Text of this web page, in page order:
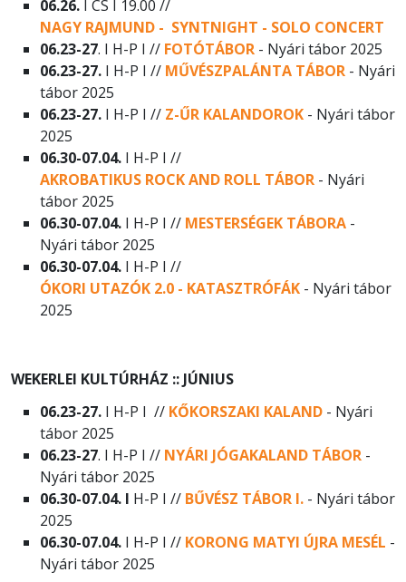
06.26. I CS I 19.00 //
NAGY RAJMUND - SYNTNIGHT - SOLO CONCERT
06.23-27. I H-P I // FOTÓTÁBOR - Nyári tábor 2025
06.23-27. I H-P I // MŰVÉSZPALÁNTA TÁBOR - Nyári
tábor 2025
06.23-27. I H-P I // Z-ŰR KALANDOROK - Nyári tábor
2025
06.30-07.04. I H-P I //
AKROBATIKUS ROCK AND ROLL TÁBOR - Nyári
tábor 2025
06.30-07.04. I H-P I // MESTERSÉGEK TÁBORA -
Nyári tábor 2025
06.30-07.04. I H-P I //
ÓKORI UTAZÓK 2.0 - KATASZTRÓFÁK - Nyári tábor
2025
WEKERLEI KULTÚRHÁZ :: JÚNIUS
06.23-27. I H-P I // KŐKORSZAKI KALAND - Nyári
tábor 2025
06.23-27. I H-P I // NYÁRI JÓGAKALAND TÁBOR -
Nyári tábor 2025
06.30-07.04. I H-P I // BŰVÉSZ TÁBOR I. - Nyári tábor
2025
06.30-07.04. I H-P I // KORONG MATYI ÚJRA MESÉL -
Nyári tábor 2025